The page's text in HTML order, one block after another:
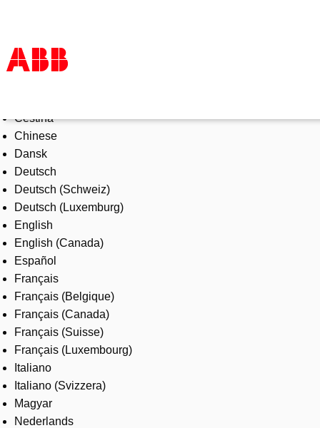
Products & Solutions
Industries
Services
About us
Where to buy
Contact us
Careers
Čeština
Chinese
Dansk
Deutsch
Deutsch (Schweiz)
Deutsch (Luxemburg)
English
English (Canada)
Español
Français
Français (Belgique)
Français (Canada)
Français (Suisse)
Français (Luxembourg)
Italiano
Italiano (Svizzera)
Magyar
Nederlands